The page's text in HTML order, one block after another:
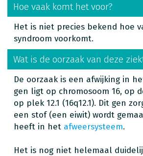
Hoe vaak komt het voor?
Het is niet precies bekend hoe
syndroom voorkomt.
Wat is de oorzaak van deze
De oorzaak is een afwijking in
gen ligt op chromosoom 16, op
op plek 12.1 (16q12.1). Dit gen
een stof (een eiwit) wordt
heeft in het afweersysteem.
Het is nog niet helemaal